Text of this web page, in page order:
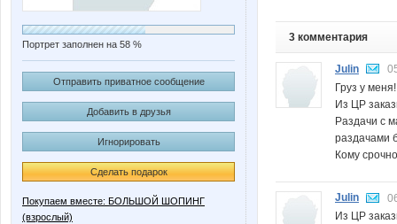
Портрет заполнен на 58 %
Отправить приватное сообщение
Добавить в друзья
Игнорировать
Сделать подарок
Покупаем вместе: БОЛЬШОЙ ШОПИНГ
(взрослый)
3 комментария
Julin
Груз у меня!
Из ЦР
Раздачи с
раздачами
Кому
Julin
Из ЦР